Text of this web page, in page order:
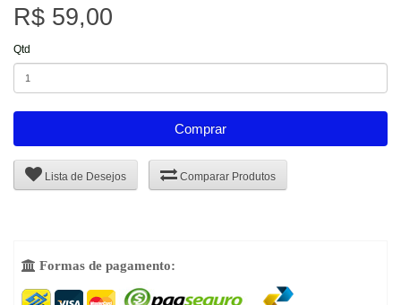
R$ 59,00
Qtd
Comprar
Lista de Desejos Comparar Produtos
 Formas de pagamento: